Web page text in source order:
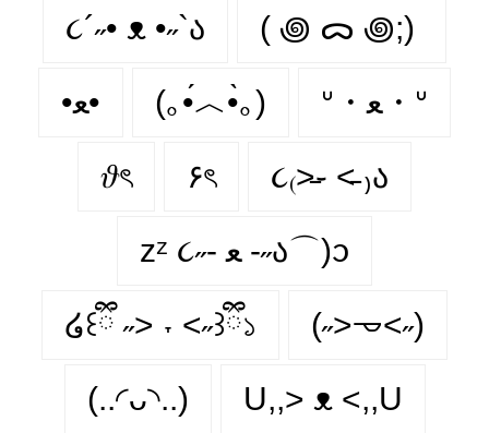
૮´˶• ᴥ •˶`ა ( ꩜ ᯅ ꩜;)⁭ ⁭
•ﻌ• (｡•́︿•̀｡) ᐡ・ﻌ・ᐡ
𝜗ৎ ۶ৎ ૮₍˃̵֊ ˂̵ ₎ა
zᶻ ૮˶- ﻌ -˶ა⌒)ᦱ
໒꒰ྀི ˶> ˕ <˶꒱ྀི১ (˶˃𐃷˂˶)
(..◜ᴗ◝..) U,,> ᴥ <,,U